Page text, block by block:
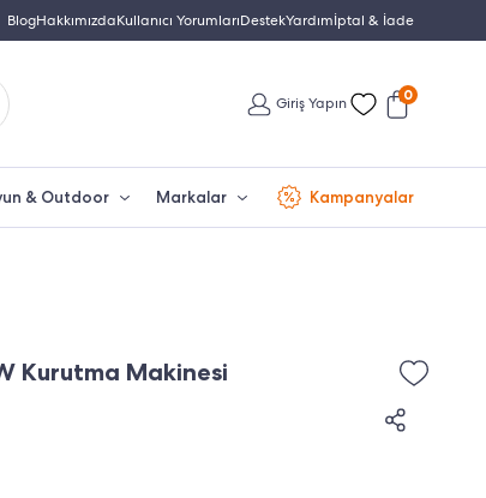
Türkiye'nin En Büyük Beko Yetkili Satıcısı
BlogHakkımızdaKullanıcı YorumlarıDestekYardımİptal & İade
Giriş Yapın 0
& Outdoor Markalar Kampanyalar
Kurutma Makinesi